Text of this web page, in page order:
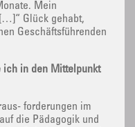
Mein
Glück gehabt,
Geschäftsführenden
ich in den Mittelpunkt
forderungen im
die Pädagogik und